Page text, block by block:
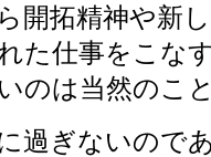
開拓精神や新
た仕事をこな
のは当然のこ
過ぎないので